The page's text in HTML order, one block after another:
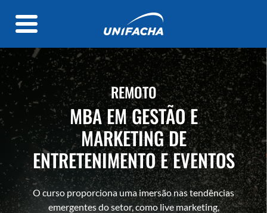
REMOTO
MBA EM GESTÃO E
MARKETING DE
ENTRETENIMENTO E EVENTOS
O curso proporciona uma imersão nas tendências
emergentes do setor, como live marketing,